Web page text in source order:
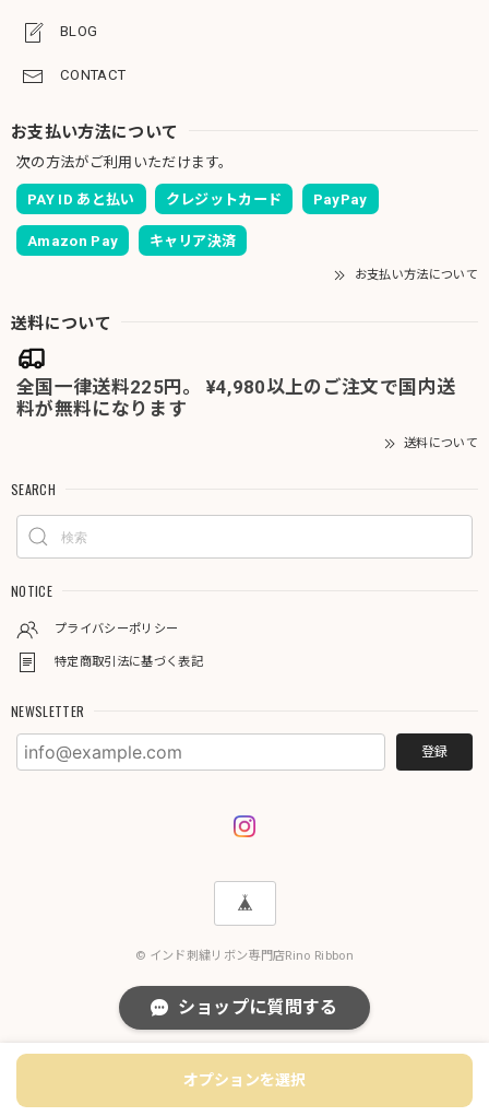
BLOG
CONTACT
お支払い方法について
次の方法がご利用いただけます。
PAY ID あと払い クレジットカード PayPay
Amazon Pay キャリア決済
お支払い方法について
送料について
全国一律送料225円。 ¥4,980以上のご注文で国内送
料が無料になります
送料について
SEARCH
NOTICE
プライバシーポリシー
特定商取引法に基づく表記
NEWSLETTER
登録
© インド刺繍リボン専門店Rino Ribbon
オプションを選択
ショップに質問する